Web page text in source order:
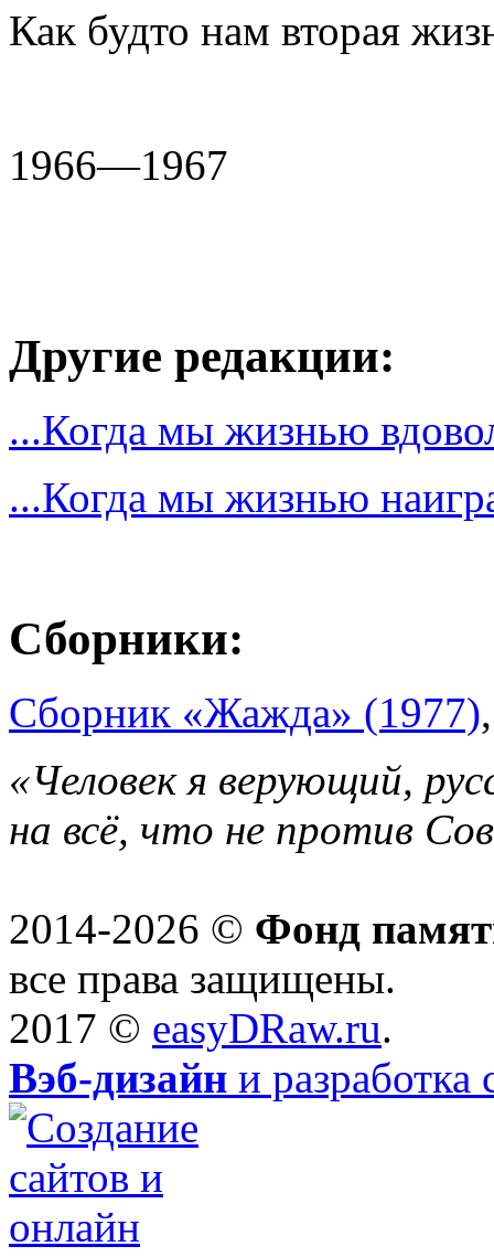
Как будто нам вторая
1966—1967
Другие редакции:
...Когда мы жизнью
...Когда мы жизнью
Сборники:
Сборник «Жажда» (1977)
«Человек я верующий,
на всё, что не против
2014-2026 © Фонд
все права защищены.
2017 © easyDRaw.ru.
Вэб-дизайн и разработка